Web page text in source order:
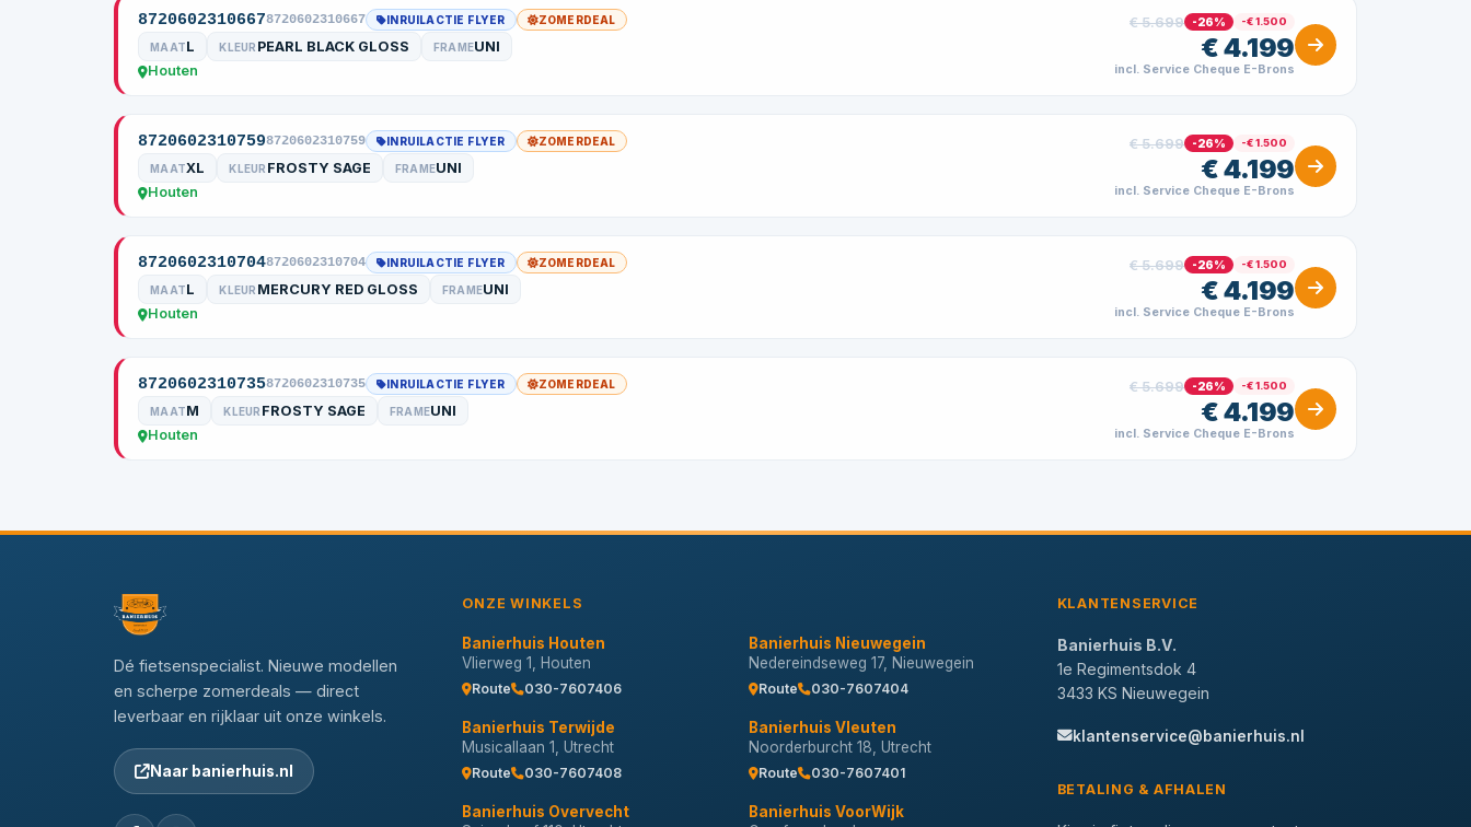
87206023106678720602310667 INRUILACTIE FLYER ZOMERDEAL
MAATL KLEUR PEARL BLACK GLOSS FRAMEUNI
Houten
€ 5.699 -26% -€ 1.500
€ 4.199
incl. Service Cheque E-Brons
87206023107598720602310759 INRUILACTIE FLYER ZOMERDEAL
MAATXL KLEUR FROSTY SAGE FRAMEUNI
Houten
€ 5.699 -26% -€ 1.500
€ 4.199
incl. Service Cheque E-Brons
87206023107048720602310704 INRUILACTIE FLYER ZOMERDEAL
MAATL KLEUR MERCURY RED GLOSS FRAMEUNI
Houten
€ 5.699 -26% -€ 1.500
€ 4.199
incl. Service Cheque E-Brons
87206023107358720602310735 INRUILACTIE FLYER ZOMERDEAL
MAATM KLEUR FROSTY SAGE FRAMEUNI
Houten
€ 5.699 -26% -€ 1.500
€ 4.199
incl. Service Cheque E-Brons
Dé fietsenspecialist. Nieuwe modellen
en scherpe zomerdeals — direct
leverbaar en rijklaar uit onze winkels.
Naar banierhuis.nl
ONZE WINKELS
Banierhuis Houten
Vlierweg 1, Houten
Route 030-7607406
Banierhuis Nieuwegein
Nedereindseweg 17, Nieuwegein
Route 030-7607404
Banierhuis Terwijde
Musicallaan 1, Utrecht
Route 030-7607408
Banierhuis Vleuten
Noorderburcht 18, Utrecht
Route 030-7607401
Banierhuis Overvecht
Banierhuis VoorWijk
KLANTENSERVICE
Banierhuis B.V.
1e Regimentsdok 4
3433 KS Nieuwegein
klantenservice@banierhuis.nl
BETALING & AFHALEN